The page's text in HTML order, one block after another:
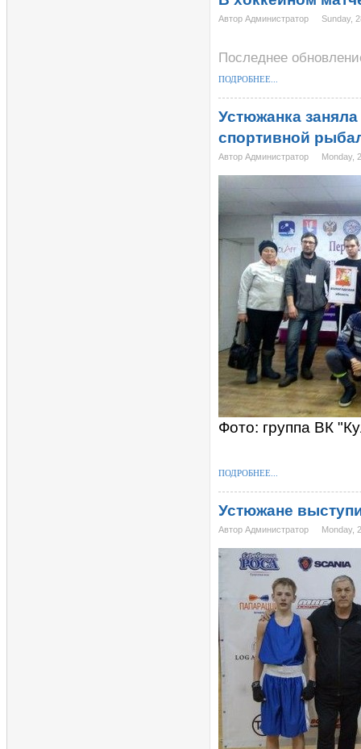
Автор Администратор Sunday,
Последнее
ПОДРОБНЕЕ...
Устюжанка
спортивной
Автор Администратор Monday,
Фото: группа ВК
ПОДРОБНЕЕ...
Устюжане
Автор Администратор Monday,